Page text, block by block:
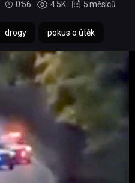
0:56 4.5K 5 měsíců
drogy pokus o útěk